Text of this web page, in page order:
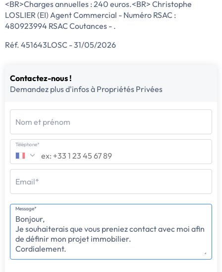
<BR>Charges annuelles : 240 euros.<BR> Christophe
LOSLIER (EI) Agent Commercial - Numéro RSAC :
480923994 RSAC Coutances - .
Réf. 451643LOSC - 31/05/2026
Contactez-nous !
Demandez plus d'infos à Propriétés Privées
Nom et prénom
Téléphone*
Email*
Message*